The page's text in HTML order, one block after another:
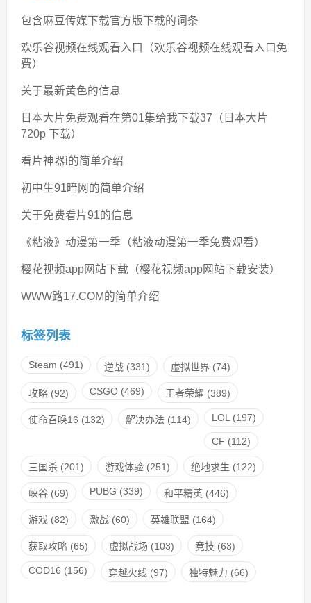
包含麻豆传媒下载官方版下载的词条
欢乐谷视频在线观看入口（欢乐谷视频在线观看入口免
费）
关于最新黄色的信息
日本大片免费观看在第01集给我下载37（日本大片
720p 下载）
看片神器i的简单介绍
初中生91暗网的简单介绍
关于免费看片91的信息
《粘液》动漫第一季（粘液动漫第一季免费观看）
樱花视频app网站下载（樱花视频app网站下载安装）
WWW路17.COM的简单介绍
标签列表
Steam (491) 逆战(331) 虚拟世界(74)
攻略(92) CSGO(469) 王者荣耀 (389)
使命召唤16 (132) 解决办法 (114) LOL (197)
CF (112)
三国杀(201) 游戏体验(251) 绝地求生 (122)
峡谷(69) PUBG (339) 和平精英(446)
游戏 (82) 激战(60) 英雄联盟 (164)
获取攻略(65) 虚拟战场 (103) 竞技 (63)
COD16 (156) 穿越火线 (97) 独特魅力 (66)